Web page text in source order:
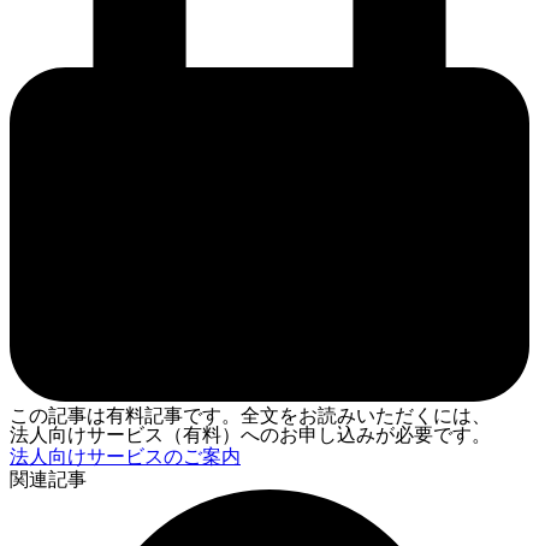
この記事は有料記事です。全文をお読みいただくには、
法人向けサービス（有料）へのお申し込みが必要です。
法人向けサービスのご案内
関連記事